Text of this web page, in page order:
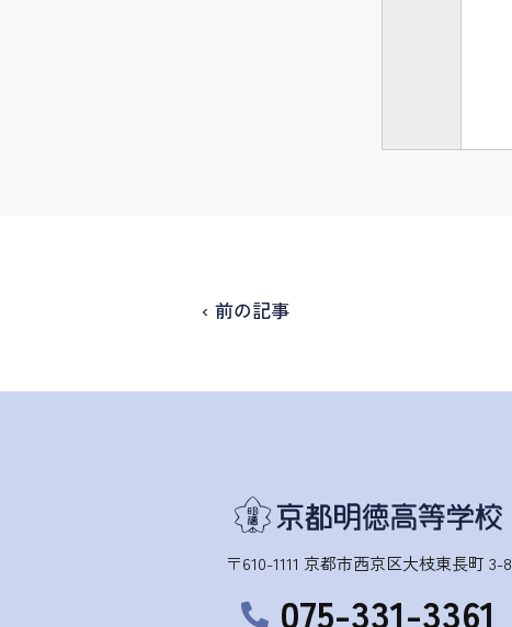
‹ 前の記事
〒610-1111 京都市西京区大枝東長町 3-8
075-331-3361